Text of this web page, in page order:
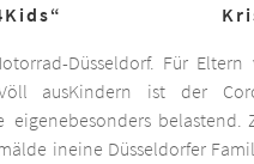
aus
eigene
in
Düsseldorf. Für
Kindern ist der
besonders belastend.
eine Düsseldorfer